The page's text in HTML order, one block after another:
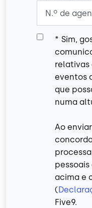
* Sim,
relativas
eventos
que
numa
Ao
acima e
(
Five9.